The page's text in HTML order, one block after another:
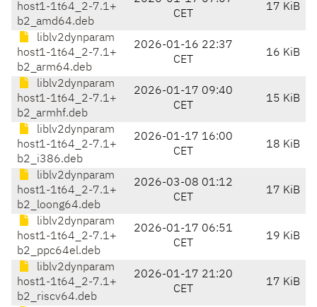
host1-1t64_2-7.1+
b2_amd64.deb
CET
17 KiB
liblv2dynparam
host1-1t64_2-7.1+
b2_arm64.deb
2026-01-16 22:37
CET
16 KiB
liblv2dynparam
host1-1t64_2-7.1+
b2_armhf.deb
2026-01-17 09:40
CET
15 KiB
liblv2dynparam
host1-1t64_2-7.1+
b2_i386.deb
2026-01-17 16:00
CET
18 KiB
liblv2dynparam
host1-1t64_2-7.1+
b2_loong64.deb
2026-03-08 01:12
CET
17 KiB
liblv2dynparam
host1-1t64_2-7.1+
b2_ppc64el.deb
2026-01-17 06:51
CET
19 KiB
liblv2dynparam
host1-1t64_2-7.1+
b2_riscv64.deb
2026-01-17 21:20
CET
17 KiB